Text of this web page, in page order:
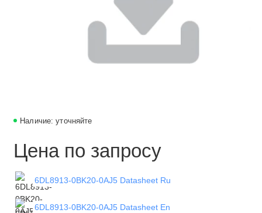
Наличие: уточняйте
Цена по запросу
6DL8913-0BK20-0AJ5 Datasheet Ru
6DL8913-0BK20-0AJ5 Datasheet En